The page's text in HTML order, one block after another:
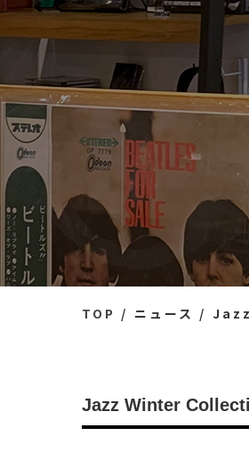
TOP ニュース
Jazz Winter